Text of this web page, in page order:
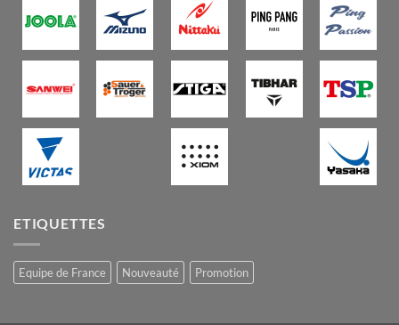
ETIQUETTES
Equipe de France Nouveauté Promotion